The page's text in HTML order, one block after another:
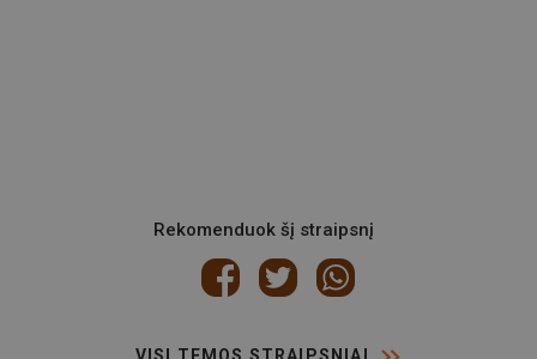
Rekomenduok šį straipsnį